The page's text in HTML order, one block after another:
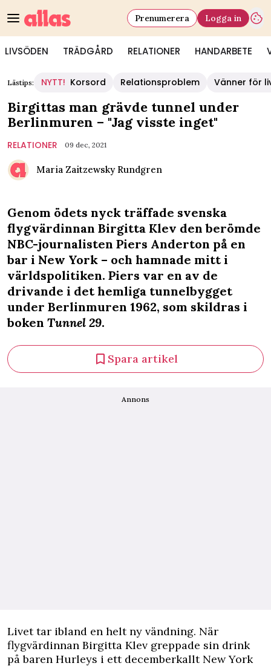
LIVSÖDEN TRÄDGÅRD RELATIONER HANDARBETE
Prenumerera Logga in
Lästips: NYTT! Korsord Relationsproblem Vänner för
Birgittas man grävde tunnel under
Berlinmuren – "Jag visste inget"
RELATIONER 09 dec, 2021
Maria Zaitzewsky Rundgren
Genom ödets nyck träffade svenska
flygvärdinnan Birgitta Klev den berömde
NBC-journalisten Piers Anderton på en
bar i New York – och hamnade mitt i
världspolitiken. Piers var en av de
drivande i det hemliga tunnelbygget
under Berlinmuren 1962, som skildras i
boken Tunnel 29.
Spara artikel
Annons
Livet tar ibland en helt ny vändning. När
flygvärdinnan Birgitta Klev greppade sin drink
på baren Hurleys i ett decemberkallt New York